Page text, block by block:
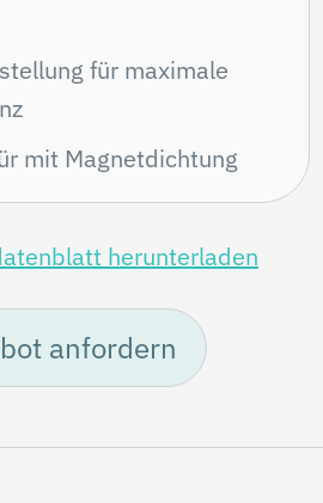
für maximale
mit Magnetdichtung
herunterladen
anfordern